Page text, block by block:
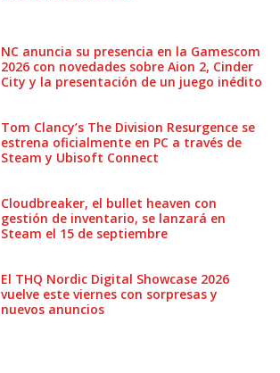
NC anuncia su presencia en la Gamescom
2026 con novedades sobre Aion 2, Cinder
City y la presentación de un juego inédito
Tom Clancy’s The Division Resurgence se
estrena oficialmente en PC a través de
Steam y Ubisoft Connect
Cloudbreaker, el bullet heaven con
gestión de inventario, se lanzará en
Steam el 15 de septiembre
El THQ Nordic Digital Showcase 2026
vuelve este viernes con sorpresas y
nuevos anuncios